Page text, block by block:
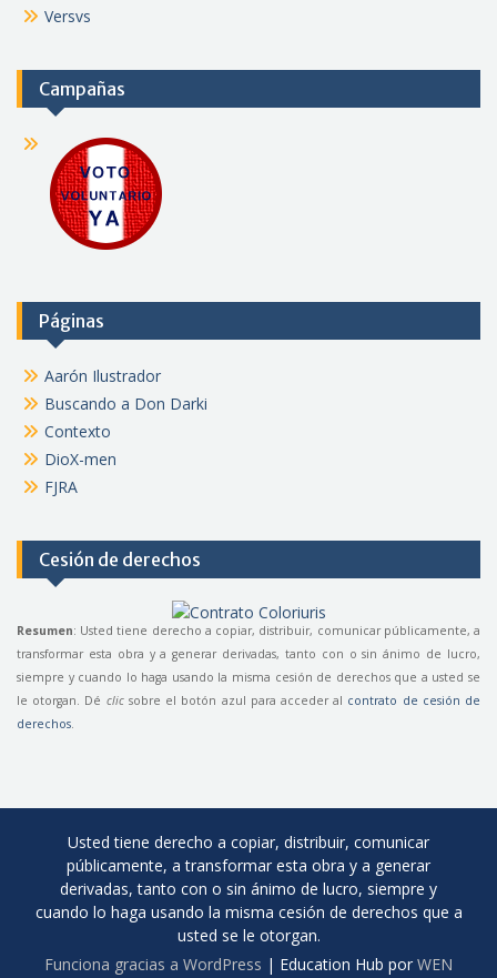
Versvs
Campañas
Páginas
Aarón Ilustrador
Buscando a Don Darki
Contexto
DioX-men
FJRA
Cesión de derechos
Resumen: Usted tiene derecho a copiar, distribuir, comunicar públicamente, a
transformar esta obra y a generar derivadas, tanto con o sin ánimo de lucro,
siempre y cuando lo haga usando la misma cesión de derechos que a usted se
le otorgan. Dé clicsobre el botón azul para acceder al contrato de cesión de
derechos.
Usted tiene derecho a copiar, distribuir, comunicar
públicamente, a transformar esta obra y a generar
derivadas, tanto con o sin ánimo de lucro, siempre y
cuando lo haga usando la misma cesión de derechos que a
usted se le otorgan.
Funciona gracias a WordPress | Education Hub por WEN